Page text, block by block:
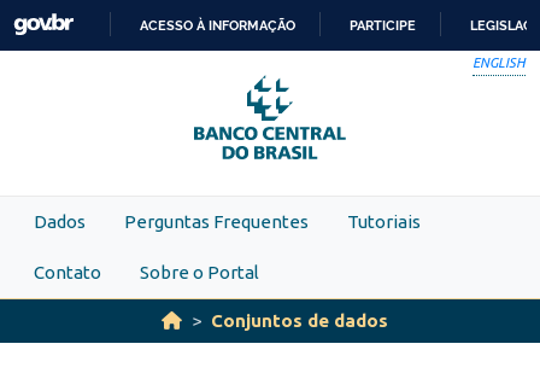
Skip to main content
PARA
O
CONTEÚDO
ACESSO À INFORMAÇÃO PARTICIPE
ENGLISH
Dados Perguntas Frequentes Tutoriais
Contato Sobre o Portal
Conjuntos de dados